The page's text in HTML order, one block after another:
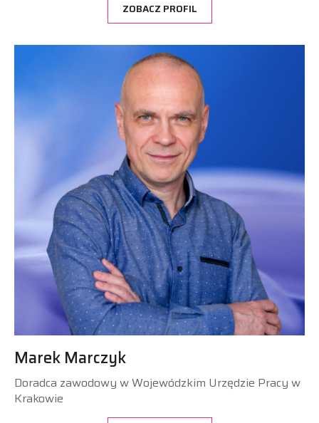
ZOBACZ PROFIL
Marek Marczyk
Doradca zawodowy w Wojewódzkim Urzędzie Pracy w
Krakowie